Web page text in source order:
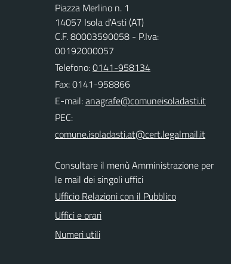
Piazza Merlino n. 1
14057 Isola d'Asti (AT)
C.F. 80003590058 - P.Iva:
00192000057
Telefono:0141-958134
Fax: 0141-958866
E-mail:
PEC:
Consultare il menù Amministrazione per
le mail dei singoli uffici
Ufficio Relazioni con il Pubblico
Uffici e orari
Numeri utili